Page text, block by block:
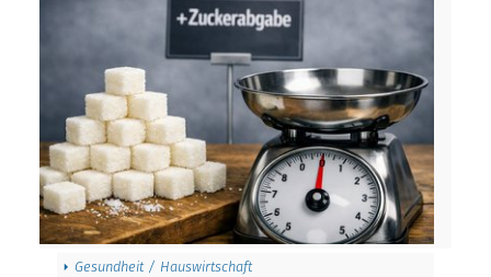
Gesundheit / Hauswirtschaft